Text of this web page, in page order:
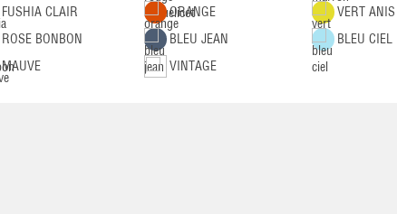
FUSHIA CLAIR
ORANGE
VERT ANIS
ROSE BONBON
BLEU JEAN
BLEU CIEL
MAUVE
VINTAGE